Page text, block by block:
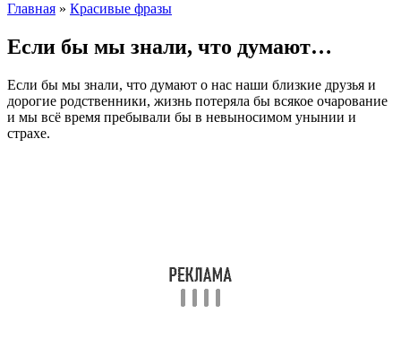
Главная » Красивые фразы
Если бы мы знали, что думают…
Если бы мы знали, что думают о нас наши близкие друзья и
дорогие родственники, жизнь потеряла бы всякое очарование
и мы всё время пребывали бы в невыносимом унынии и
страхе.